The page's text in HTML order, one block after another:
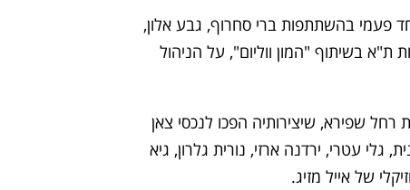
פעמי בהשתתפות ברי סחרוף, גבע אלון,
ת"א בשיתוף "המון ווליום", על הניהול
שפירא, שיצירותיה הפכו לנכסי צאן
עטרי, ירדנה ארזי, נורית גלרון, גיא
של אייל מזיג.